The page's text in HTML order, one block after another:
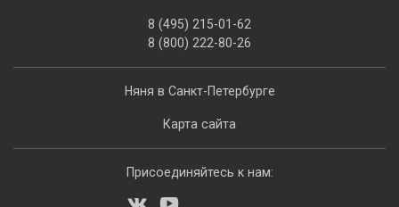
Няня в Санкт-Петербурге
Карта сайта
8 (495) 215-01-62
8 (800) 222-80-26
Присоединяйтесь к нам: